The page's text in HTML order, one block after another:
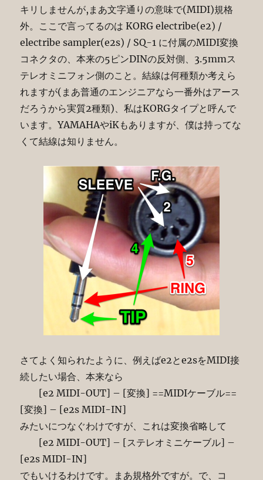
キリしませんが,まあ文字通りの意味で(MIDI)規格
外。ここで言ってるのは KORG electribe(e2) /
electribe sampler(e2s) / SQ-1 に付属のMIDI変換
コネクタの、本来の5ピンDINの反対側、3.5mmス
テレオミニフォン側のこと。結線は何種類か考えら
れますが(まあ普通のエンジニアなら一番外はアース
だろうから実質2種類)、私はKORGタイプと呼んで
います。YAMAHAやiKもありますが、僕は持ってな
くて結線は知りません。
さてよく知られたように、例えばe2とe2sをMIDI接
続したい場合、本来なら
[e2 MIDI-OUT] – [変換] ==MIDIケーブル==
[変換] – [e2s MIDI-IN]
みたいにつなぐわけですが、これは変換省略して
[e2 MIDI-OUT] – [ステレオミニケーブル] –
[e2s MIDI-IN]
でもいけるわけです。まあ規格外ですが。で、コ